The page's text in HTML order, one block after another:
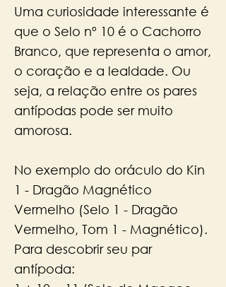
Uma curiosidade interessante é
que o Selo nº 10 é o Cachorro
Branco, que representa o amor,
o coração e a lealdade. Ou
seja, a relação entre os pares
antípodas pode ser muito
amorosa.
No exemplo do oráculo do Kin
1 - Dragão Magnético
Vermelho (Selo 1 - Dragão
Vermelho, Tom 1 - Magnético).
Para descobrir seu par
antípoda: